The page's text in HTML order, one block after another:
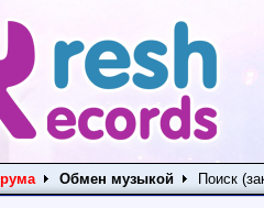
Обмен музыкой Поиск